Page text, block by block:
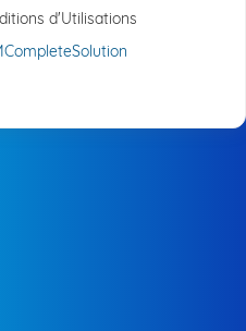
d'Utilisations